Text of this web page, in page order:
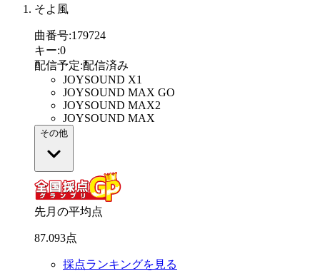
そよ風
曲番号:179724
キー:0
配信予定:配信済み
JOYSOUND X1
JOYSOUND MAX GO
JOYSOUND MAX2
JOYSOUND MAX
その他
先月の平均点
87.093点
採点ランキングを見る